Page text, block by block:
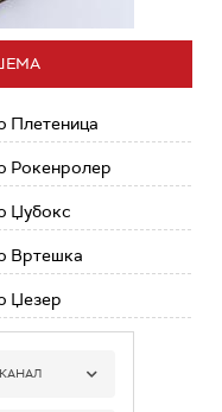
Плетеница
Рокенролер
Џубокс
Вртешка
Џезер